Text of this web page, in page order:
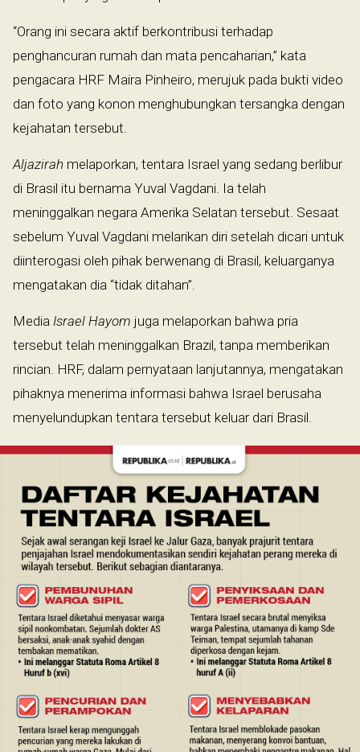
“Orang ini secara aktif berkontribusi terhadap
penghancuran rumah dan mata pencaharian,” kata
pengacara HRF Maira Pinheiro, merujuk pada bukti video
dan foto yang konon menghubungkan tersangka dengan
kejahatan tersebut.
Aljazirah melaporkan, tentara Israel yang sedang berlibur
di Brasil itu bernama Yuval Vagdani. Ia telah
meninggalkan negara Amerika Selatan tersebut. Sesaat
sebelum Yuval Vagdani melarikan diri setelah dicari untuk
diinterogasi oleh pihak berwenang di Brasil, keluarganya
mengatakan dia “tidak ditahan”.
Media Israel Hayom juga melaporkan bahwa pria
tersebut telah meninggalkan Brazil, tanpa memberikan
rincian. HRF, dalam pernyataan lanjutannya, mengatakan
pihaknya menerima informasi bahwa Israel berusaha
menyelundupkan tentara tersebut keluar dari Brasil.